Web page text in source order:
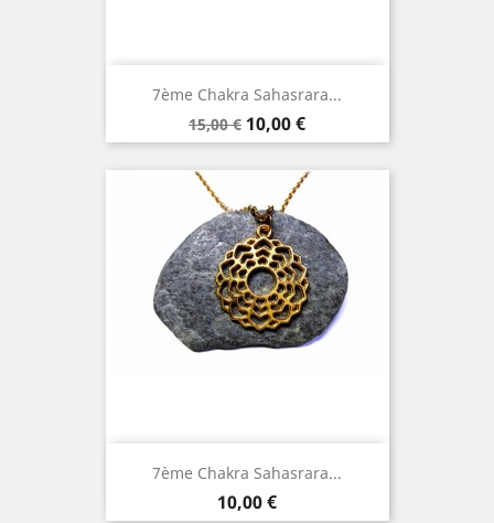
7ème Chakra Sahasrara...
Prix
de
base
15,00 € Prix
10,00 €
7ème Chakra Sahasrara...
Prix
10,00 €